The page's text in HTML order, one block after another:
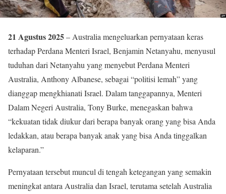
21 Agustus 2025– Australia mengeluarkan pernyataan keras
terhadap Perdana Menteri Israel, Benjamin Netanyahu, menyusul
tuduhan dari Netanyahu yang menyebut Perdana Menteri
Australia, Anthony Albanese, sebagai “politisi lemah” yang
dianggap mengkhianati Israel. Dalam tanggapannya, Menteri
Dalam Negeri Australia, Tony Burke, menegaskan bahwa
“kekuatan tidak diukur dari berapa banyak orang yang bisa Anda
ledakkan, atau berapa banyak anak yang bisa Anda tinggalkan
kelaparan.”
Pernyataan tersebut muncul di tengah ketegangan yang semakin
meningkat antara Australia dan Israel, terutama setelah Australia